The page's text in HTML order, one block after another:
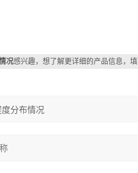
况感兴趣，想了解更详细的产品信息，填